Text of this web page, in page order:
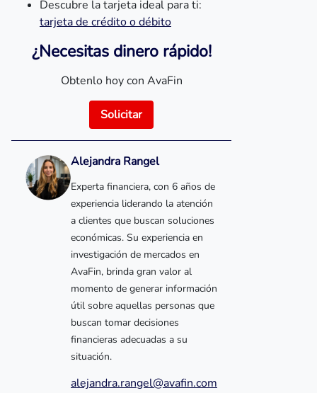
Descubre la tarjeta ideal para ti:
tarjeta de crédito o débito
¿Necesitas dinero rápido!
Obtenlo hoy con AvaFin
Solicitar
Alejandra Rangel
Experta financiera, con 6 años de
experiencia liderando la atención
a clientes que buscan soluciones
económicas. Su experiencia en
investigación de mercados en
AvaFin, brinda gran valor al
momento de generar información
útil sobre aquellas personas que
buscan tomar decisiones
financieras adecuadas a su
situación.
alejandra.rangel@avafin.com